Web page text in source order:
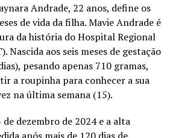
Andrade, 22 anos, define os
de vida da filha. Mavie Andrade é
da história do Hospital Regional
Nascida aos seis meses de gestação
pesando apenas 710 gramas,
a roupinha para conhecer a sua
na última semana (15).
de dezembro de 2024 e a alta